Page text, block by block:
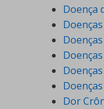
Doença
Dor